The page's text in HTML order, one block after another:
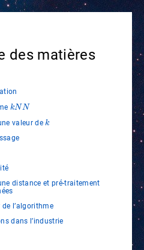
des matières
k NN
valeur dek
distance et pré-traitement
de l’algorithme
dans l’industrie